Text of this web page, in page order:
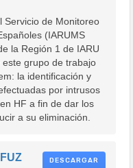
Servicio de Monitoreo
(IARUMS
la Región 1 de IARU
grupo de trabajo
la identificación y
por intrusos
HF a fin de dar los
a su eliminación.
DESCARGAR